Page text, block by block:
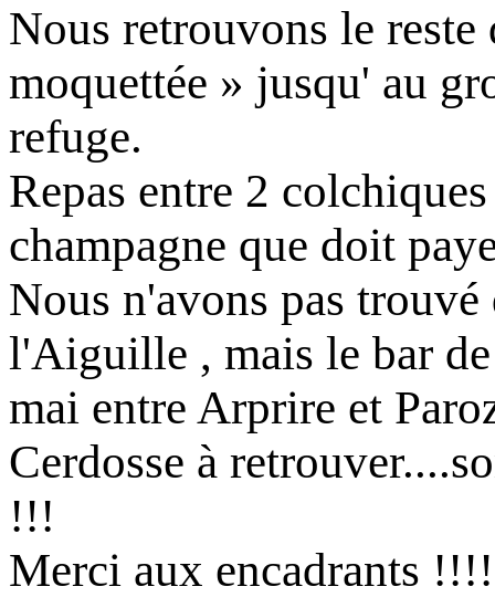
Nous retrouvons le
moquettée » jusqu' au
refuge.
Repas entre 2
champagne que doit
Nous n'avons pas
l'Aiguille , mais le bar
mai entre Arprire et
Cerdosse à
!!!
Merci aux encadrants !!!!